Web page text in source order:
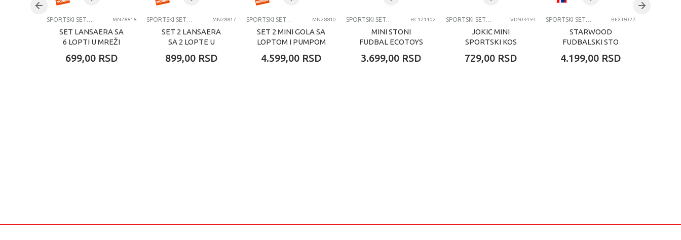
SPORTSKI SETOVI MN28818
SET LANSAERA SA
6 LOPTI U MREŽI
699,00 RSD
SPORTSKI SETOVI MN28817
SET 2 LANSAERA
SA 2 LOPTE U
899,00 RSD
SPORTSKI SETOVI MN28810
SET 2 MINI GOLA SA
LOPTOM I PUMPOM
LEAGUE
4.599,00 RSD
SPORTSKI SETOVI HC121402
MINI STONI
FUDBAL ECOTOYS
3.699,00 RSD
SPORTSKI SETOVI VDS03459
JOKIC MINI
SPORTSKI KOS
729,00 RSD
SPORTSKI SETOVI BEXJ6022
STARWOOD
FUDBALSKI STO
4.199,00 RSD